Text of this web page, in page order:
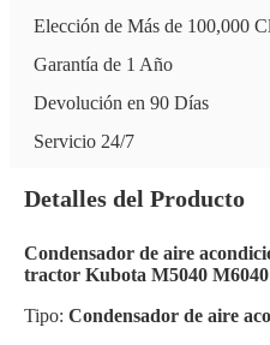
Elección de Más de 100,000
Garantía de 1 Año
Devolución en 90 Días
Servicio 24/7
Detalles del Producto
Condensador de aire
tractor Kubota M5040
Tipo: Condensador de aire